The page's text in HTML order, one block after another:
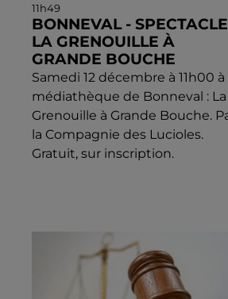
11h49
BONNEVAL -
LA GRENOUILLE À
GRANDE BOUCHE
Samedi 12 décembre à 11h00 à
médiathèque de Bonneval : La
Grenouille à Grande Bouche.
la Compagnie des Lucioles.
Gratuit, sur inscription.